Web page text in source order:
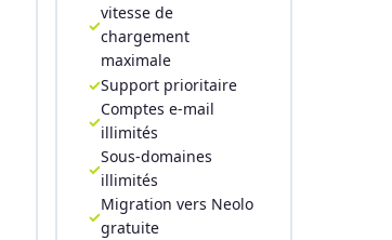
vitesse de
chargement
maximale
Support prioritaire
Comptes e-mail
illimités
Sous-domaines
illimités
Migration vers Neolo
gratuite